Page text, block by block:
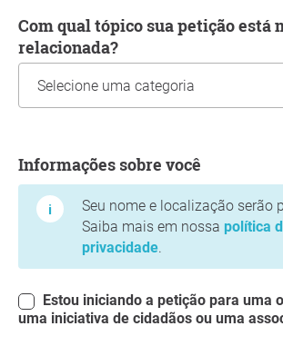
Com qual tópico sua petição está mais
relacionada?
Informações sobre você
Seu nome e localização serão
Saiba mais em nossa política
privacidade.
uma iniciativa de cidadãos ou uma